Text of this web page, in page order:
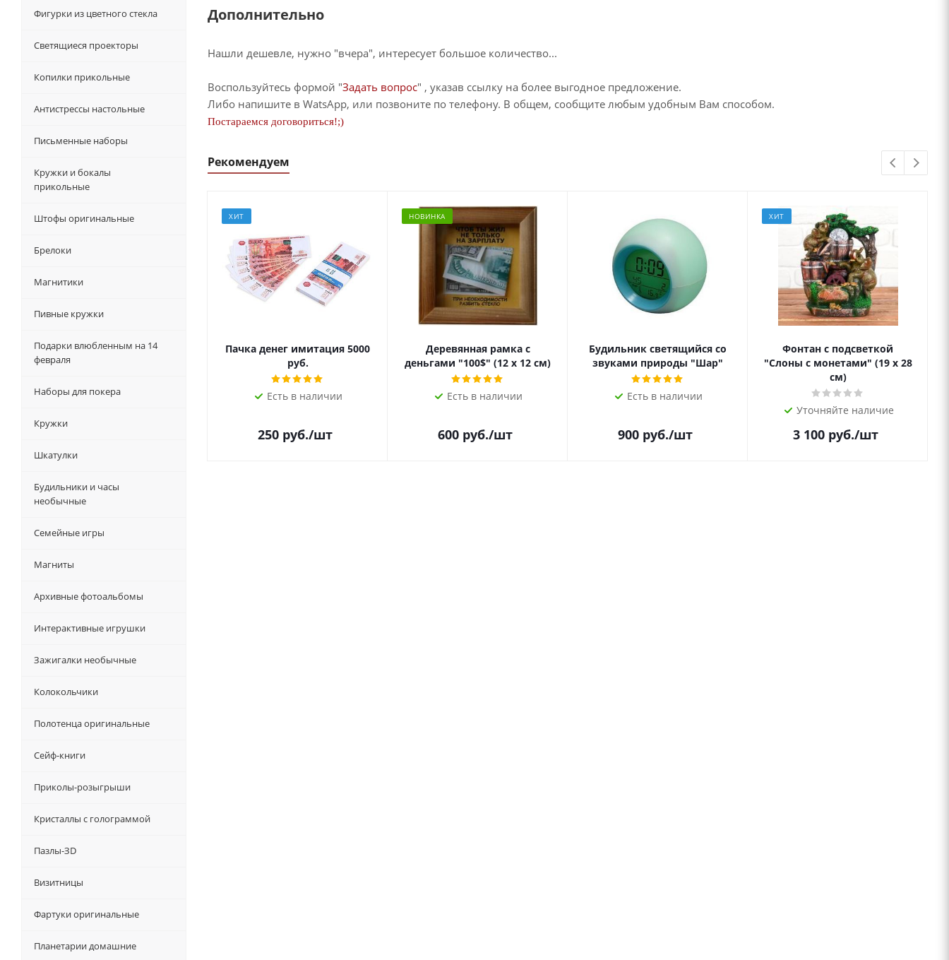
Дополнительно
Нашли дешевле, нужно "вчера", интересует большое количество...
Воспользуйтесь формой "Задать вопрос" , указав ссылку на более выгодное предложение.
Либо напишите в WatsApp, или позвоните по телефону. В общем, сообщите любым удобным Вам способом.
Постараемся договориться!;)
Рекомендуем
ХИТ
Пачка денег имитация 5000
руб.
Есть в наличии
250 руб./шт
НОВИНКА
Деревянная рамка с
деньгами "100$" (12 х 12 см)
Есть в наличии
600 руб./шт
Будильник светящийся со
звуками природы "Шар"
Есть в наличии
900 руб./шт
ХИТ
Фонтан с подсветкой
"Слоны с монетами" (19 х 28
см)
Уточняйте наличие
3 100руб./шт
Фигурки из цветного стекла
Светящиеся проекторы
Копилки прикольные
Антистрессы настольные
Письменные наборы
Кружки и бокалы
прикольные
Штофы оригинальные
Брелоки
Магнитики
Пивные кружки
Подарки влюбленным на 14
февраля
Наборы для покера
Кружки
Шкатулки
Будильники и часы
необычные
Семейные игры
Магниты
Архивные фотоальбомы
Интерактивные игрушки
Зажигалки необычные
Колокольчики
Полотенца оригинальные
Сейф-книги
Приколы-розыгрыши
Кристаллы с голограммой
Пазлы-ЗD
Визитницы
Фартуки оригинальные
Планетарии домашние